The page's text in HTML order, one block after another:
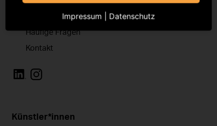
infomail@gvl.de
Häufige Fragen
Kontakt
Künstler*innen
Impressum Datenschutz